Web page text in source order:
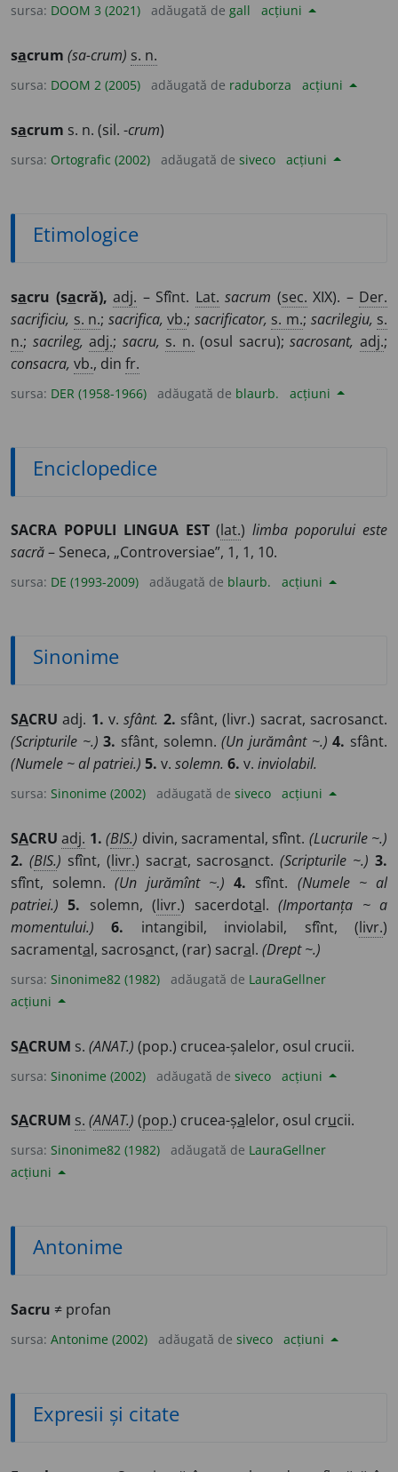
sursa: DOOM 3 (2021) adăugată de gall acțiuni
sacrum (sa-crum) s. n.
sursa: DOOM 2 (2005) adăugată de raduborza acțiuni
sacrum s. n. (sil. -crum)
sursa: Ortografic (2002) adăugată de siveco acțiuni
Etimologice
sacru (sacră), adj. – Sfînt. Lat. sacrum (sec. XIX). – Der.
sacrificiu, s. n.; sacrifica, vb.; sacrificator, s. m.; sacrilegiu, s.
n.; sacrileg, adj.; sacru, s. n. (osul sacru);sacrosant, adj.;
consacra, vb., din fr.
sursa: DER (1958-1966) adăugată de blaurb. acțiuni
Enciclopedice
SACRA POPULI LINGUA EST(lat.)limba poporului este
sacră– Seneca, „Controversiae”, 1, 1, 10.
sursa: DE (1993-2009) adăugată de blaurb. acțiuni
Sinonime
SACRU adj. 1. v.sfânt. 2. sfânt, (livr.) sacrat, sacrosanct.
(Scripturile ~.) 3. sfânt, solemn.(Un jurământ ~.) 4. sfânt.
(Numele ~ al patriei.) 5. v. solemn. 6. v. inviolabil.
sursa: Sinonime (2002) adăugată de siveco acțiuni
SACRU adj. 1. (BIS.) divin, sacramental, sfînt. (Lucrurile ~.)
2. (BIS.) sfînt, (livr.) sacrat, sacrosanct.(Scripturile ~.) 3.
sfînt, solemn.(Un jurămînt ~.) 4. sfînt. (Numele ~ al
patriei.) 5. solemn, (livr.) sacerdotal.(Importanța ~ a
momentului.)
6. intangibil, inviolabil, sfînt, (livr.)
sacramental, sacrosanct, (rar) sacral. (Drept ~.)
sursa: Sinonime82 (1982) adăugată de LauraGellner
acțiuni
SACRUM s. (ANAT.) (pop.) crucea-șalelor, osul crucii.
sursa: Sinonime (2002) adăugată de siveco acțiuni
SACRUM s. (ANAT.) (pop.) crucea-șalelor, osul crucii.
sursa: Sinonime82 (1982) adăugată de LauraGellner
acțiuni
Antonime
Sacru ≠ profan
sursa: Antonime (2002) adăugată de siveco acțiuni
Expresii și citate